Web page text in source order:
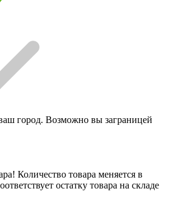
город. Возможно вы заграницей
Количество товара меняется в
остатку товара на складе